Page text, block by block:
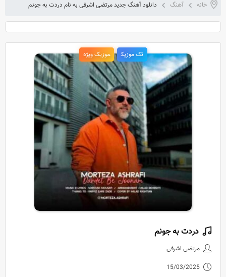
خانه آهنگ دانلود آهنگ جدید مرتضی اشرفی به نام دردت به جونم
تک موزیک موزیک ویژه
دانلود آهنگ جدید مرتضی اشرفی
دردت به جونم
مرتضی اشرفی
15/03/2025